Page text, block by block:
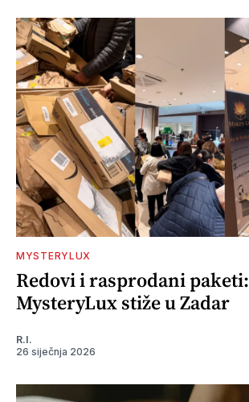
MYSTERYLUX
Redovi i rasprodani paketi:
MysteryLux stiže u Zadar
R.I.
26 siječnja 2026